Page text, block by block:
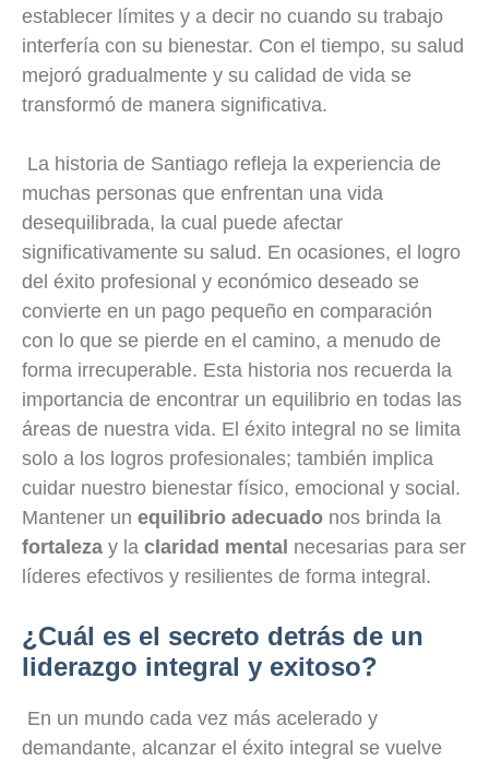
establecer límites y a decir no cuando su trabajo
interfería con su bienestar. Con el tiempo, su salud
mejoró gradualmente y su calidad de vida se
transformó de manera significativa.
La historia de Santiago refleja la experiencia de
muchas personas que enfrentan una vida
desequilibrada, la cual puede afectar
significativamente su salud. En ocasiones, el logro
del éxito profesional y económico deseado se
convierte en un pago pequeño en comparación
con lo que se pierde en el camino, a menudo de
forma irrecuperable. Esta historia nos recuerda la
importancia de encontrar un equilibrio en todas las
áreas de nuestra vida. El éxito integral no se limita
solo a los logros profesionales; también implica
cuidar nuestro bienestar físico, emocional y social.
Mantener un equilibrio adecuado nos brinda la
fortaleza y la claridad mental necesarias para ser
líderes efectivos y resilientes de forma integral.
¿Cuál es el secreto detrás de un
liderazgo integral y exitoso?
En un mundo cada vez más acelerado y
demandante, alcanzar el éxito integral se vuelve